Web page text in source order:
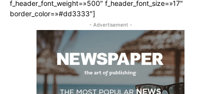
f_header_font_weight=»500″ f_header_font_size=»17″
border_color=»#dd3333″]
- Advertisement -